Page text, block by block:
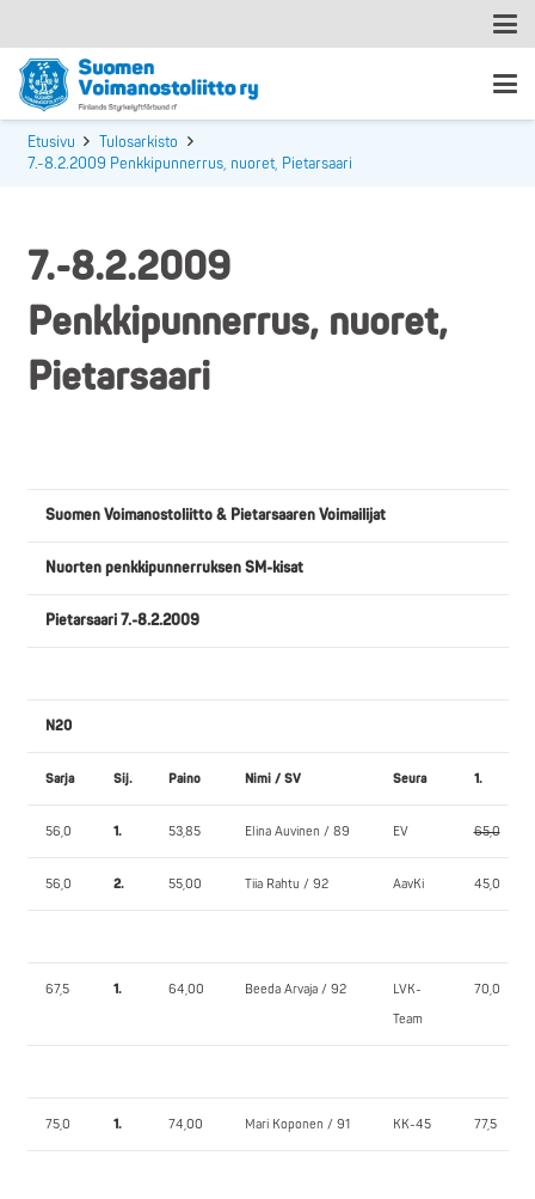
Etusivu
Tulosarkisto
7.-8.2.2009 Penkkipunnerrus, nuoret, Pietarsaari
7.-8.2.2009
Penkkipunnerrus, nuoret,
Pietarsaari
Suomen Voimanostoliitto & Pietarsaaren Voimailijat
Nuorten penkkipunnerruksen SM-kisat
Pietarsaari 7.-8.2.2009
N20
Sarja Sij. Paino Nimi / SV Seura 1.
56,0 1. 53,85 Elina Auvinen / 89 EV 65,0
56,0 2. 55,00 Tiia Rahtu / 92 AavKi 45,0
67,5 1. 64,00 Beeda Arvaja / 92
LVK-
Team
70,0
75,0 1. 74,00 Mari Koponen / 91 KK-45 77,5